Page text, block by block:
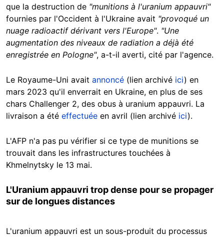
que la destruction de "munitions à l'uranium appauvri"
fournies par l'Occident à l'Ukraine avait "provoqué un
nuage radioactif dérivant vers l'Europe". "Une
augmentation des niveaux de radiation a déjà été
enregistrée en Pologne", a-t-il averti, cité par l'agence.
Le Royaume-Uni avait annoncé (lien archivé ici) en
mars 2023 qu'il enverrait en Ukraine, en plus de ses
chars Challenger 2, des obus à uranium appauvri. La
livraison a été effectuée en avril (lien archivé ici).
L'AFP n'a pas pu vérifier si ce type de munitions se
trouvait dans les infrastructures touchées à
Khmelnytsky le 13 mai.
L'Uranium appauvri trop dense pour se propager
sur de longues distances
L'uranium appauvri est un sous-produit du processus